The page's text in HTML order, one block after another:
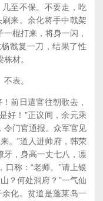
至不保。不要走，吃
来。余化将手中戟架
棍打来，将身一闪，
戬复一刀，结果了性
材。
表。
前日遣官往朝歌去，
好！”正议间，余元乘
令门官通报。众军官见
。”道人进帅府，韩荣
牙，身高一丈七八，凛
称：“老师。”请上银
？何处洞府？”一气仙
化。贫道是蓬莱岛一